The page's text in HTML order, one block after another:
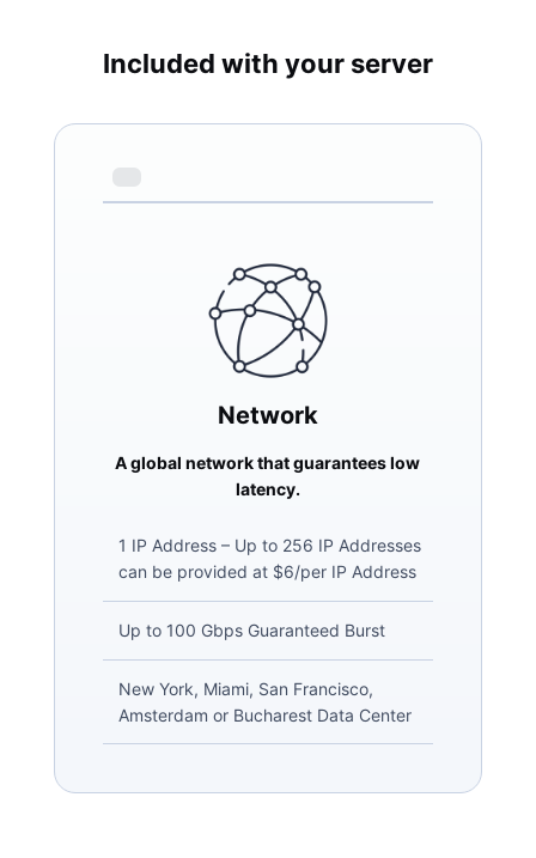
Included with your server
Network
A global network that guarantees low
latency.
1 IP Address – Up to 256 IP Addresses
can be provided at $6/per IP Address
Up to 100 Gbps Guaranteed Burst
New York, Miami, San Francisco,
Amsterdam or Bucharest Data Center